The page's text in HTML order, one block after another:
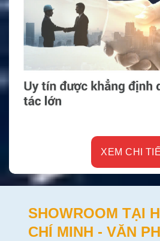
XEM CHI
SHOWROOM TẠI
CHÍ MINH - VĂN